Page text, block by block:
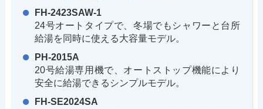
FH-2423SAW-1
24号オートタイプで、冬場でもシャワーと台所
給湯を同時に使える大容量モデル。
PH-2015A
20号給湯専用機で、オートストップ機能により
安全に給湯できるシンプルモデル。
FH-SE2024SA